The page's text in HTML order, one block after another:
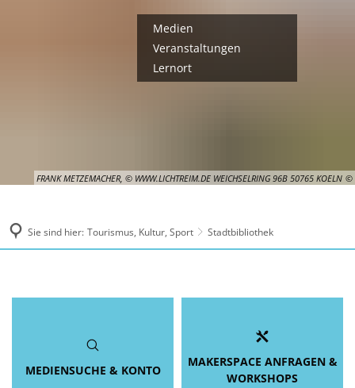
FRANK METZEMACHER, © WWW.LICHTREIM.DE WEICHSELRING 96B 50765 KOELN
Medien
Veranstaltungen
Lernort
Sie sind hier: Tourismus, Kultur, Sport Stadtbibliothek
MEDIENSUCHE & KONTO
MAKERSPACE ANFRAGEN &
WORKSHOPS